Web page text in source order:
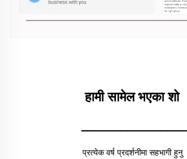
हामी सामेल भएका शो
________________
प्रत्येक वर्ष प्रदर्शनीमा सहभागी हुनु